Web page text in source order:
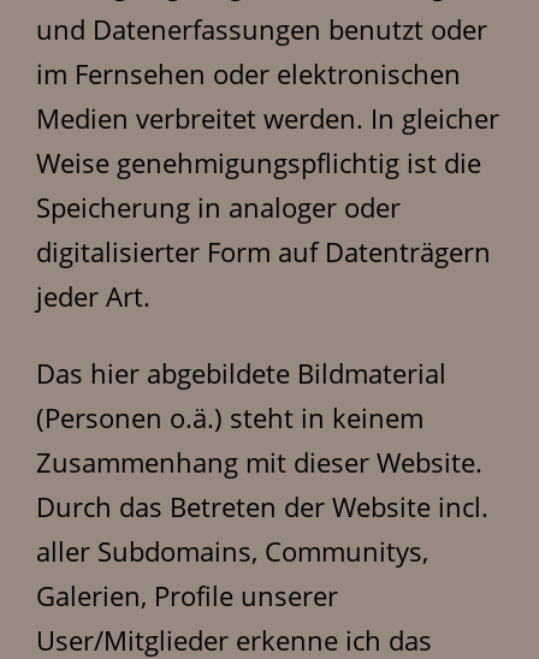
und Datenerfassungen benutzt oder
im Fernsehen oder elektronischen
Medien verbreitet werden. In gleicher
Weise genehmigungspflichtig ist die
Speicherung in analoger oder
digitalisierter Form auf Datenträgern
jeder Art.
Das hier abgebildete Bildmaterial
(Personen o.ä.) steht in keinem
Zusammenhang mit dieser Website.
Durch das Betreten der Website incl.
aller Subdomains, Communitys,
Galerien, Profile unserer
User/Mitglieder erkenne ich das